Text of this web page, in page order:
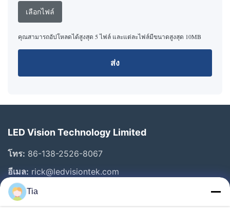
เลือกไฟล์
คุณสามารถอัปโหลดได้สูงสุด 5 ไฟล์ และแต่ละไฟล์มีขนาดสูงสุด 10MB
ส่ง
LED Vision Technology Limited
โทร: 86-138-2526-8067
อีเมล: rick@ledvisiontek.com
Tia